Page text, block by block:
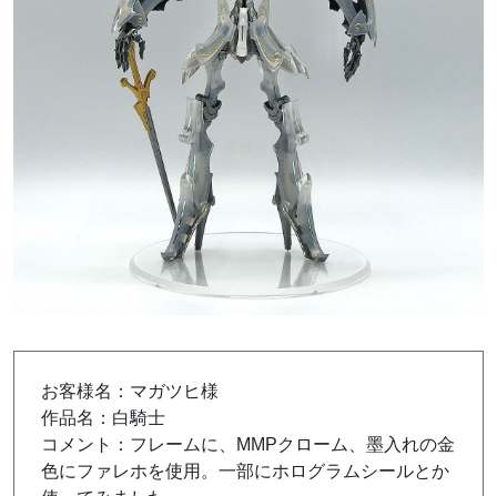
お客様名：マガツヒ様
作品名：白騎士
コメント：フレームに、MMPクローム、墨入れの金
色にファレホを使用。一部にホログラムシールとか